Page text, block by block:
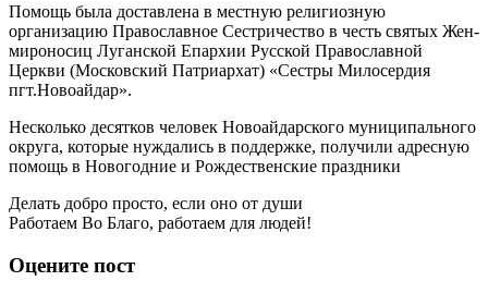
Помощь была доставлена в местную религиозную
организацию Православное Сестричество в честь святых Жен-
мироносиц Луганской Епархии Русской Православной
Церкви (Московский Патриархат) «Сестры Милосердия
пгт.Новоайдар».
Несколько десятков человек Новоайдарского муниципального
округа, которые нуждались в поддержке, получили адресную
помощь в Новогодние и Рождественские праздники
Делать добро просто, если оно от души
Работаем Во Благо, работаем для людей!
Оцените пост